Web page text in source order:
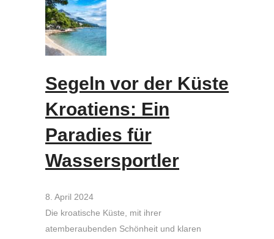
Segeln vor der Küste
Kroatiens: Ein
Paradies für
Wassersportler
8. April 2024
Die kroatische Küste, mit ihrer
atemberaubenden Schönheit und klaren